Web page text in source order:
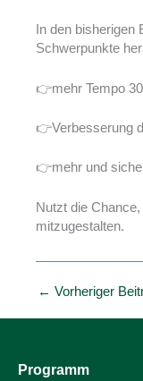
In den bisherigen
Schwerpunkte
👉mehr Tempo 30
👉Verbesserung
👉mehr und
Nutzt die
mitzugestalten.
← Vorheriger
Programm